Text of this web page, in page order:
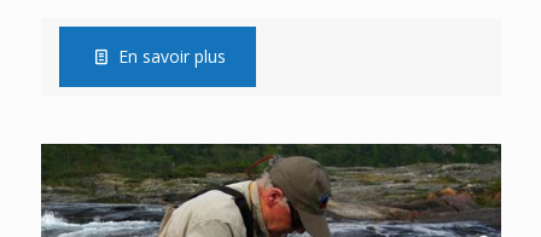
En savoir plus